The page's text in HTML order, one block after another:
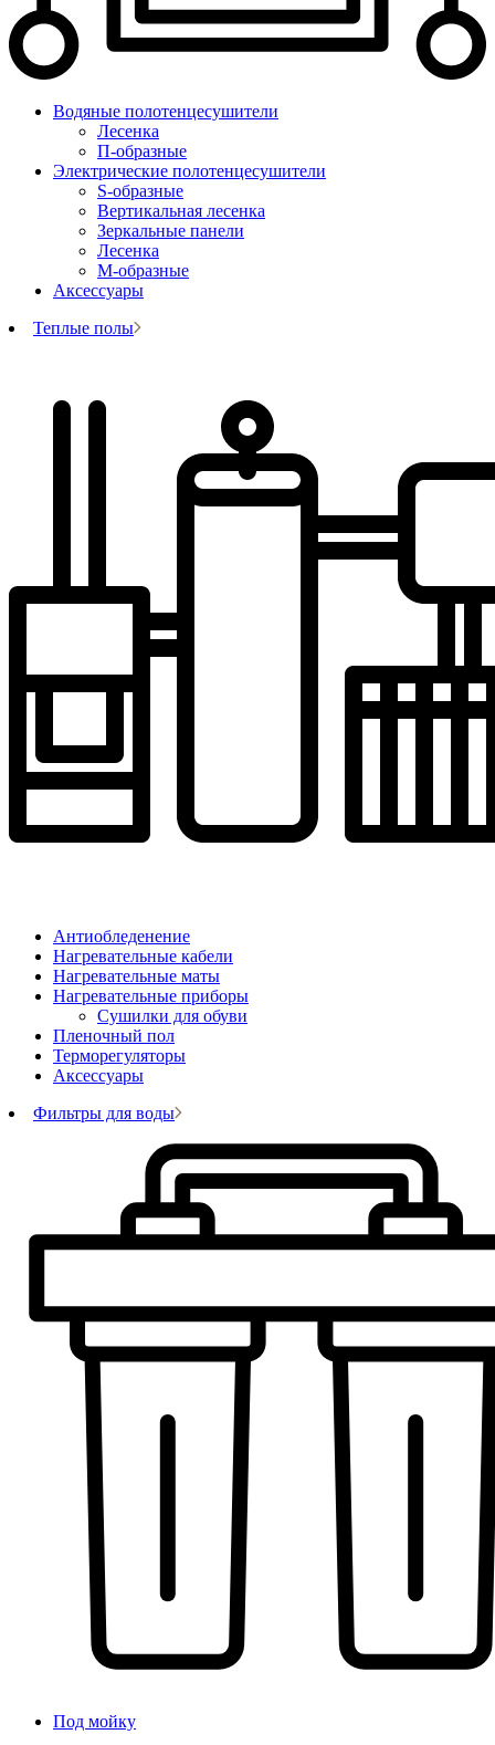
Водяные полотенцесушители
Лесенка
П-образные
Электрические полотенцесушители
S-образные
Вертикальная лесенка
Зеркальные панели
Лесенка
М-образные
Аксессуары
Теплые полы
Антиобледенение
Нагревательные кабели
Нагревательные маты
Нагревательные приборы
Сушилки для обуви
Пленочный пол
Терморегуляторы
Аксессуары
Фильтры для воды
Под мойку